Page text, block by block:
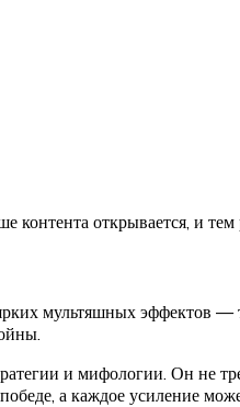
открывается, и
мультяшных эффектов
и мифологии. Он не
а каждое усиление